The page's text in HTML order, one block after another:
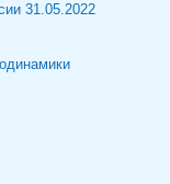
31.05.2022